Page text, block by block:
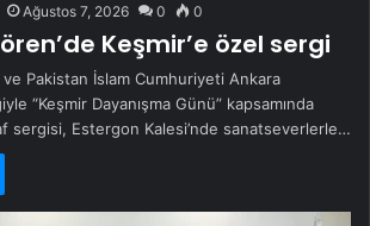
Ağustos 7, 2026 0 0
Keşmir’e özel sergi
Pakistan İslam Cumhuriyeti Ankara
“Keşmir Dayanışma Günü” kapsamında
sergisi, Estergon Kalesi’nde sanatseverlerle…